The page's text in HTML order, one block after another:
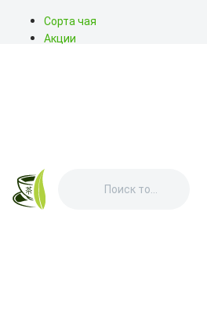
Сорта чая
Акции